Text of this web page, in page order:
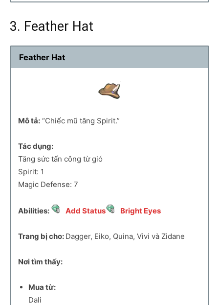
3. Feather Hat
Feather Hat
Mô tả: “Chiếc mũ tăng Spirit.”
Tác dụng:
Tăng sức tấn công từ gió
Spirit: 1
Magic Defense: 7
Abilities: Add Status Bright Eyes
Trang bị cho: Dagger, Eiko, Quina, Vivi và Zidane
Nơi tìm thấy:
Mua từ:
Dali